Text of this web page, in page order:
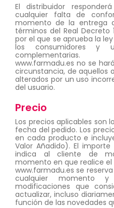
El distribuidor
cualquier falta de
momento de la entrega
términos del Real Decreto
por el que se aprueba la
los consumidores y
complementarias.
www.farmadu.es no se
circunstancia, de aquellos
alterados por un uso
del usuario.
Precio
Los precios aplicables son
fecha del pedido. Los
en cada producto e
Valor Añadido). El
indica al cliente de
momento en que realice el
www.farmadu.es se
cualquier momento
modificaciones que
actualizar, incluso
función de las novedades